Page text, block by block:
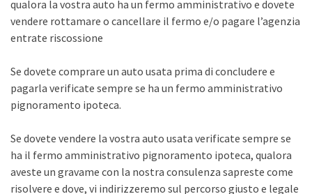
qualora la vostra auto ha un fermo amministrativo e dovete
vendere rottamare o cancellare il fermo e/o pagare l’agenzia
entrate riscossione
Se dovete comprare un auto usata prima di concludere e
pagarla verificate sempre se ha un fermo amministrativo
pignoramento ipoteca.
Se dovete vendere la vostra auto usata verificate sempre se
ha il fermo amministrativo pignoramento ipoteca, qualora
aveste un gravame con la nostra consulenza sapreste come
risolvere e dove, vi indirizzeremo sul percorso giusto e legale